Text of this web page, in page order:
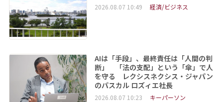
2026.08.07 10:49 経済/ビジネス
AIは「手段」、最終責任は「人間の判
断」 「法の支配」という「傘」で人
を守る レクシスネクシス・ジャパン
のパスカル ロズィエ社長
2026.08.07 10:23 キーパーソン